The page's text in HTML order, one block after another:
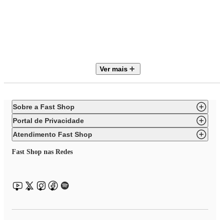
Código
60502-011B-024B
Necessita Montagem
Estilo
Neoclássico
Ver mais
Sobre a Fast Shop
Portal de Privacidade
Atendimento Fast Shop
Fast Shop nas Redes